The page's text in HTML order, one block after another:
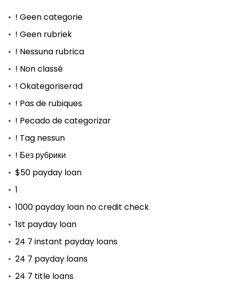
! Geen categorie
! Geen rubriek
! Nessuna rubrica
! Non classé
! Okategoriserad
! Pas de rubiques
! Pecado de categorizar
! Tag nessun
! Без рубрики
$50 payday loan
1
1000 payday loan no credit check
1st payday loan
24 7 instant payday loans
24 7 payday loans
24 7 title loans